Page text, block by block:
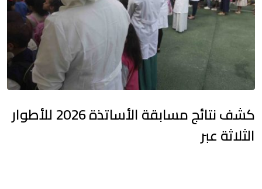
كشف نتائج مسابقة الأساتذة 2026 للأطوار
الثلاثة عبر